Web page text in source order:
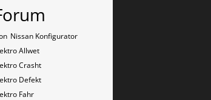
Nissan Konfigurator
Allwet
Crasht
Defekt
Fahr